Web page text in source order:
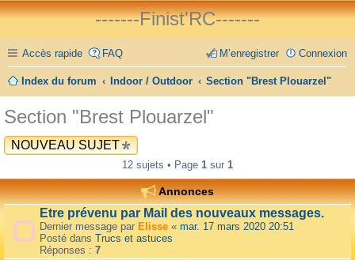
-------Finist'RC-------
Accès rapide FAQ Connexion
M’enregistrer
Index du forum Indoor / Outdoor Section "Brest Plouarzel"
Section "Brest Plouarzel"
NOUVEAU SUJET
12 sujets • Page 1 sur 1
Annonces
Etre prévenu par Mail des nouveaux messages.
Dernier message par Elisse « mar. 17 mars 2020 20:51
Posté dans Trucs et astuces
Réponses : 7